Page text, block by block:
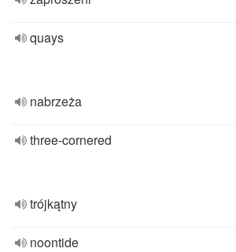
quays
nabrzeża
three-cornered
trójkątny
noontide